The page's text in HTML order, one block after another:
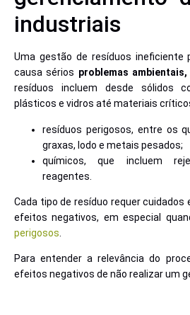
industriais
Uma gestão de resíduos ineficiente
causa sérios problemas
resíduos incluem desde sólidos
plásticos e vidros até materiais
resíduos perigosos, entre os
graxas, lodo e metais pesados;
químicos, que incluem
reagentes.
Cada tipo de resíduo requer cuidados
efeitos negativos, em especial
perigosos
Para entender a relevância do
efeitos negativos de não realizar um